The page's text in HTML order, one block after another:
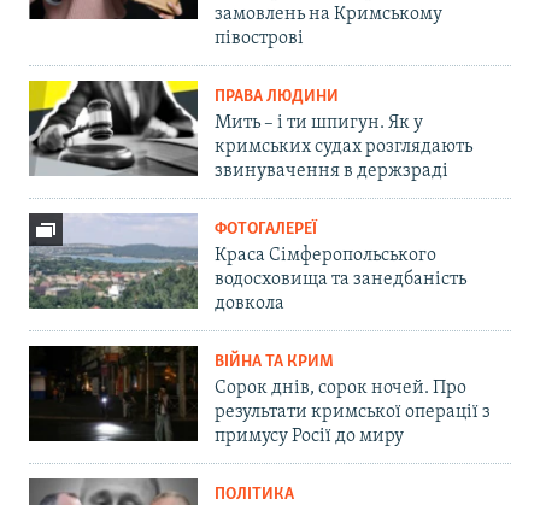
замовлень на Кримському
півострові
ПРАВА ЛЮДИНИ
Мить – і ти шпигун. Як у
кримських судах розглядають
звинувачення в держзраді
ФОТОГАЛЕРЕЇ
Краса Сімферопольського
водосховища та занедбаність
довкола
ВІЙНА ТА КРИМ
Сорок днів, сорок ночей. Про
результати кримської операції з
примусу Росії до миру
ПОЛІТИКА